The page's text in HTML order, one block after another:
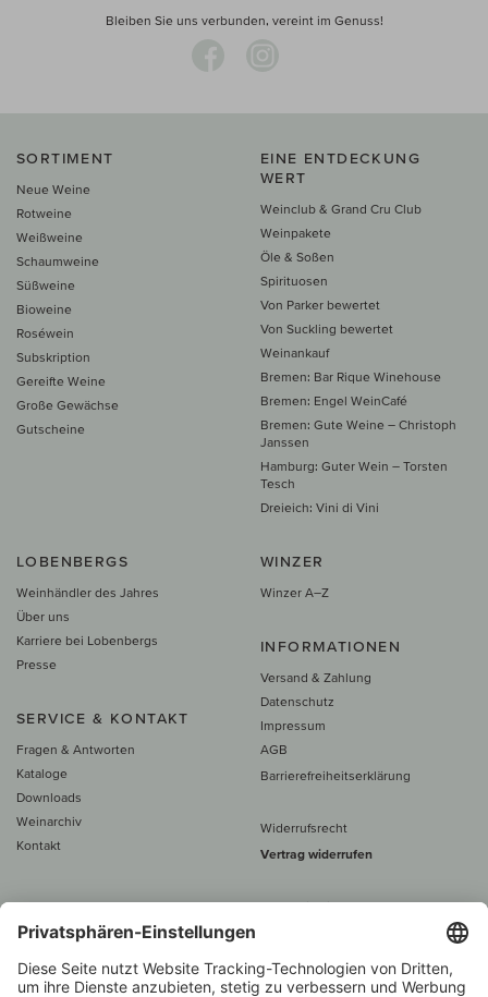
Bleiben Sie uns verbunden, vereint im Genuss!
SORTIMENT
Neue Weine
Rotweine
Weißweine
Schaumweine
Süßweine
Bioweine
Roséwein
Subskription
Gereifte Weine
Große Gewächse
Gutscheine
EINE ENTDECKUNG
WERT
Weinclub & Grand Cru Club
Weinpakete
Öle & Soßen
Spirituosen
Von Parker bewertet
Von Suckling bewertet
Weinankauf
Bremen: Bar Rique Winehouse
Bremen: Engel WeinCafé
Bremen: Gute Weine – Christoph
Janssen
Hamburg: Guter Wein – Torsten
Tesch
Dreieich: Vini di Vini
LOBENBERGS
Weinhändler des Jahres
Über uns
Karriere bei Lobenbergs
Presse
SERVICE & KONTAKT
Fragen & Antworten
Kataloge
Downloads
Weinarchiv
Kontakt
WINZER
Winzer A–Z
INFORMATIONEN
Versand & Zahlung
Datenschutz
Impressum
AGB
Barrierefreiheitserklärung
Widerrufsrecht
Vertrag widerrufen
Alle Preise inkl. MwSt., zzgl. 5 €
60 € versand­kosten­